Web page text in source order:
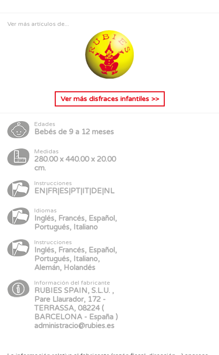
Ver más artículos de...
Ver más disfraces infantiles>>
Edades
Bebés de 9 a 12 meses
Medidas
280.00 x 440.00 x 20.00
cm.
Instrucciones
EN|FR|ES|PT|IT|DE|NL
Idiomas
Inglés, Francés, Español,
Portugués, Italiano
Instrucciones
Inglés, Francés, Español,
Portugués, Italiano,
Alemán, Holandés
Información del fabricante
RUBIES SPAIN, S.L.U. ,
Pare Llaurador, 172 -
TERRASSA, 08224 (
BARCELONA - España )
administracio@rubies.es